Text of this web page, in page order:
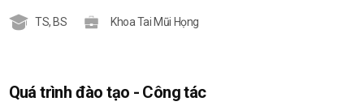
TS, BS Khoa Tai Mũi Họng
Quá trình đào tạo - Công tác